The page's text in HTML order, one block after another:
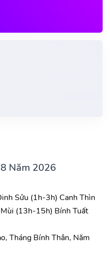
Năm 2026
Sửu (1h-3h) Canh Thìn
(13h-15h) Bính Tuất
Tháng Bính Thân, Năm